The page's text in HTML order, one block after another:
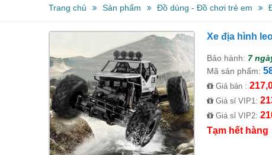
Trang chủ Sản phẩm Đồ dùng - Đồ chơi trẻ em
Xe địa hình
Bảo hành: 7
Mã sản phẩm:
Giá bán :
Giá sỉ VIP1:
Giá sỉ VIP2:
Tạm hết hàng